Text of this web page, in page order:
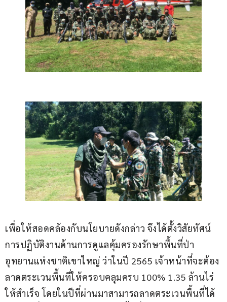
เพื่อให้สอดคล้องกับนโยบายดังกล่าว จึงได้ตั้งวิสัยทัศน์
การปฏิบัติงานด้านการดูแลคุ้มครองรักษาพื้นที่ป่า
อุทยานแห่งชาติเขาใหญ่ ว่าในปี 2565 เจ้าหน้าที่จะต้อง
ลาดตระเวนพื้นที่ให้ครอบคลุมครบ 100% 1.35 ล้านไร่
ให้สำเร็จ โดยในปีที่ผ่านมาสามารถลาดตระเวนพื้นที่ได้